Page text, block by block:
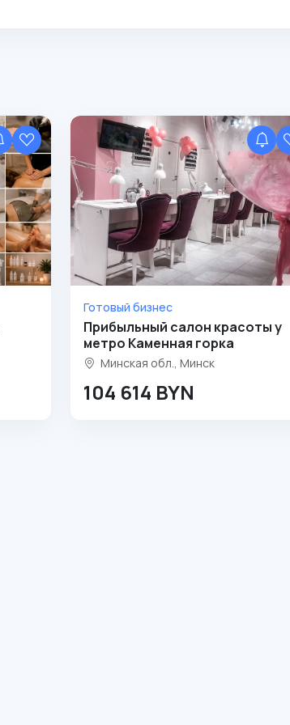
Готовый бизнес
Прибыльный салон красоты у
метро Каменная горка
Минская обл., Минск
104 614 BYN